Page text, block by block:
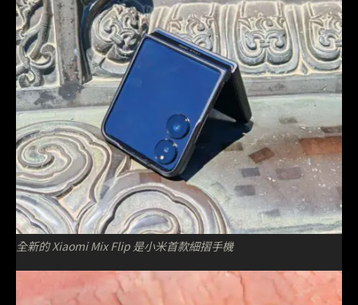
全新的 Xiaomi Mix Flip 是小米首款細摺手機